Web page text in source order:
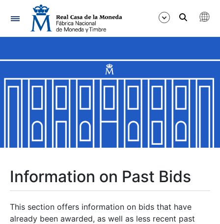
Navigation
Show/Hide
Show/Hide
Show/Hide
Information on Past Bids
This section offers information on bids that have
already been awarded, as well as less recent past